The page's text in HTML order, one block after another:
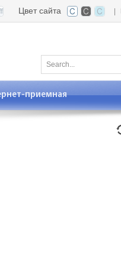
Цвет сайта
приемная